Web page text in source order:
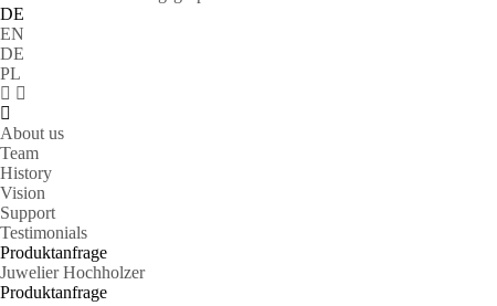
DE
EN
DE
PL
About us
Team
History
Vision
Support
Testimonials
Produktanfrage
Juwelier Hochholzer
Produktanfrage